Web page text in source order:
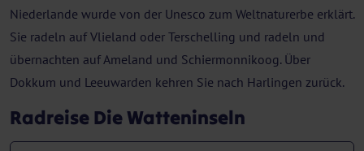
Niederlande wurde von der Unesco zum Weltnaturerbe erklärt.
Sie radeln auf Vlieland oder Terschelling und radeln und
übernachten auf Ameland und Schiermonnikoog. Über
Dokkum und Leeuwarden kehren Sie nach Harlingen zurück.
Radreise Die Watteninseln